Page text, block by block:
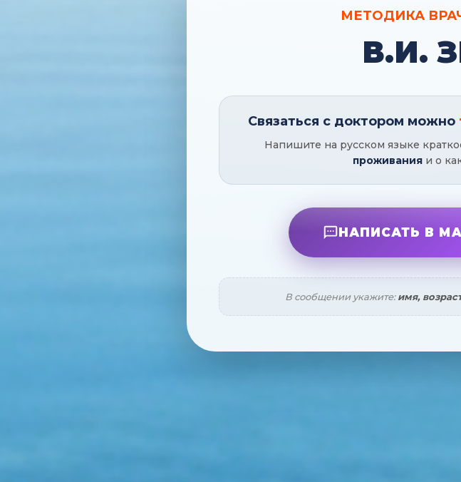
МЕТОДИКА
В.И.
Связаться с доктором можно
Напишите на русском языке
проживанияи о
НАПИСАТЬ В
В сообщении укажите:имя,